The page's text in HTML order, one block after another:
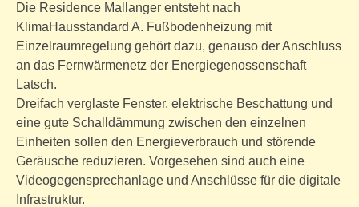
Die Residence Mallanger entsteht nach
KlimaHausstandard A. Fußbodenheizung mit
Einzelraumregelung gehört dazu, genauso der Anschluss
an das Fernwärmenetz der Energiegenossenschaft
Latsch.
Dreifach verglaste Fenster, elektrische Beschattung und
eine gute Schalldämmung zwischen den einzelnen
Einheiten sollen den Energieverbrauch und störende
Geräusche reduzieren. Vorgesehen sind auch eine
Videogegensprechanlage und Anschlüsse für die digitale
Infrastruktur.